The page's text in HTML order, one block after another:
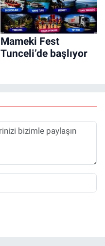
Mameki Fest
Tunceli’de başlıyor